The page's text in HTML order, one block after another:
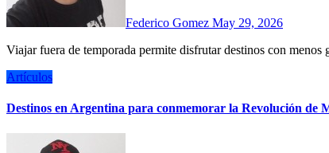
Federico Gomez May 29, 2026
Viajar fuera de temporada permite disfrutar destinos con
Artículos
Destinos en Argentina para conmemorar la Revolución de